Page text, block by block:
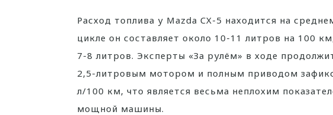
Расход топлива у Mazda CX-5 находится на
цикле он составляет около 10-11 литров на 100
7-8 литров. Эксперты «За рулём» в ходе
2,5-литровым мотором и полным приводом
л/100 км, что является весьма неплохим
мощной машины.